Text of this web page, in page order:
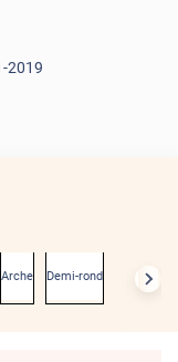
2019
Arche Demi-rond